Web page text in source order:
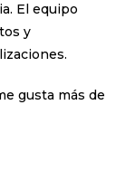
El equipo
y
gusta más de